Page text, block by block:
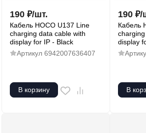
190 ₽/шт.
Кабель HOCO U137 Line
charging data cable with
display for IP - Black
Артикул 6942007636407
В корзину
190 ₽/
Кабель
display
В